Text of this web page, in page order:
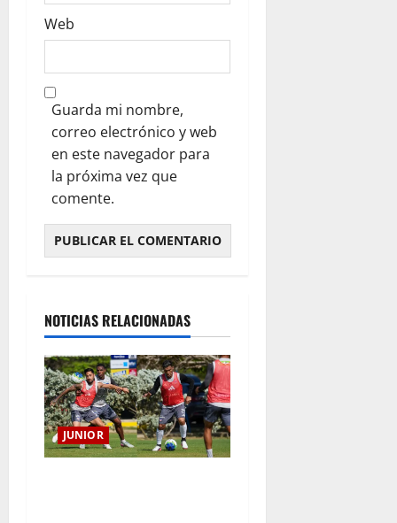
Web
Guarda mi nombre,
correo electrónico y web
en este navegador para
la próxima vez que
comente.
NOTICIAS RELACIONADAS
JUNIOR